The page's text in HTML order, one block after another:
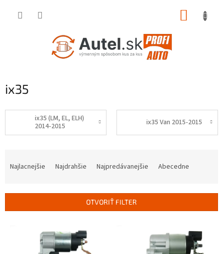
ix35
ix35 (LM, EL, ELH)
2014-2015
ix35 Van 2015-2015
i
Najlacnejšie Najdrahšie Najpredávanejšie Abecedne
OTVORIŤ FILTER